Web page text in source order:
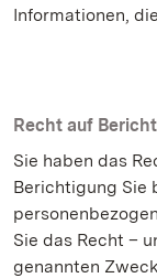
Informationen,
Recht auf
Sie haben das
Berichtigung Sie
Sie das Recht –
genannten